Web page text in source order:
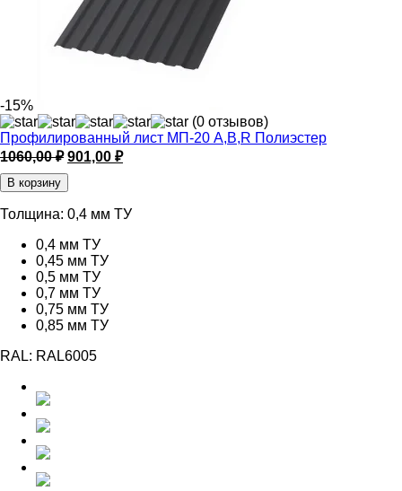
-15%
(0 отзывов)
Профилированный лист МП-20 A,B,R Полиэстер
1060,00₽ Первоначальная
цена
составляла
1060,00 ₽.
901,00 ₽Текущая
В корзину
Толщина: 0,4 мм ТУ
0,4 мм ТУ
0,45 мм ТУ
0,5 мм ТУ
0,7 мм ТУ
0,75 мм ТУ
0,85 мм ТУ
RAL: RAL6005